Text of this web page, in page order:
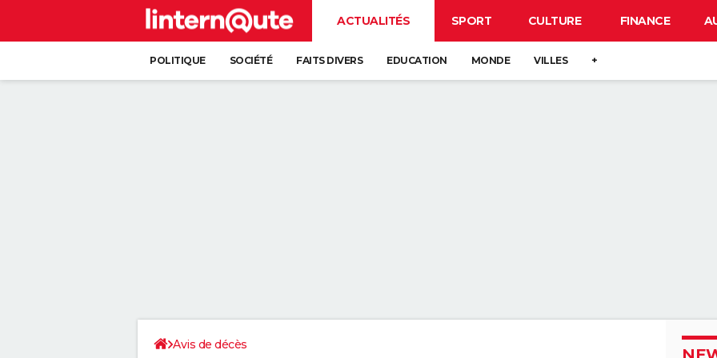
ACTUALITÉS SPORT CULTURE FINANCE
POLITIQUE SOCIÉTÉ FAITS DIVERS EDUCATION MONDE VILLES +
Avis de décès